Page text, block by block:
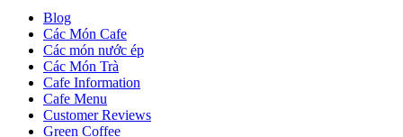
Blog
Các Món Cafe
Các món nước ép
Các Món Trà
Cafe Information
Cafe Menu
Customer Reviews
Green Coffee